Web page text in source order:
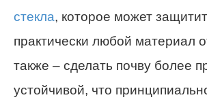
стекла, которое может
практически любой материал
также – сделать почву более
устойчивой, что